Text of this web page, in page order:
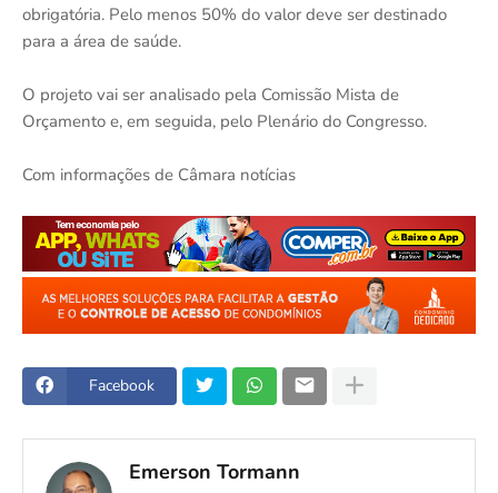
obrigatória. Pelo menos 50% do valor deve ser destinado
para a área de saúde.
O projeto vai ser analisado pela Comissão Mista de
Orçamento e, em seguida, pelo Plenário do Congresso.
Com informações de Câmara notícias
Facebook
Emerson Tormann